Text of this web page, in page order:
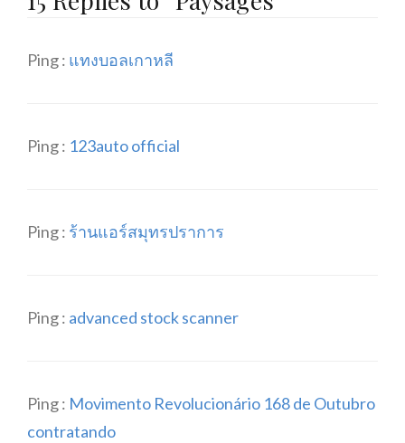
Ping : แทงบอลเกาหลี
Ping : 123auto official
Ping : ร้านแอร์สมุทรปราการ
Ping : advanced stock scanner
Ping : Movimento Revolucionário 168 de Outubro
contratando